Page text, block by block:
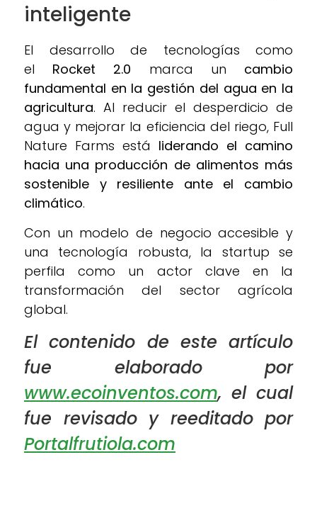
inteligente
El desarrollo de tecnologías como
el Rocket 2.0 marca un cambio
fundamental en la gestión del agua en la
agricultura. Al reducir el desperdicio de
agua y mejorar la eficiencia del riego, Full
Nature Farms está liderando el camino
hacia una producción de alimentos más
sostenible y resiliente ante el cambio
climático.
Con un modelo de negocio accesible y
una tecnología robusta, la startup se
perfila como un actor clave en la
transformación del sector agrícola
global.
El contenido de este artículo
fue elaborado por
www.ecoinventos.com, el cual
fue revisado y reeditado por
Portalfrutiola.com